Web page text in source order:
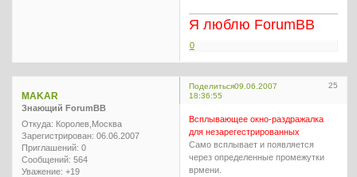
Я люблю ForumBB
0
Поделиться 25
09.06.2007
18:36:55
MAKAR
Знающий ForumBB
Откуда: Королев,Москва
Зарегистрирован: 06.06.2007
Приглашений: 0
Сообщений: 564
Уважение: +19
Всплывающее окно-раздражалка
для незарегестрированных
Само всплывает и появляется
через определенные промежутки
врмени.